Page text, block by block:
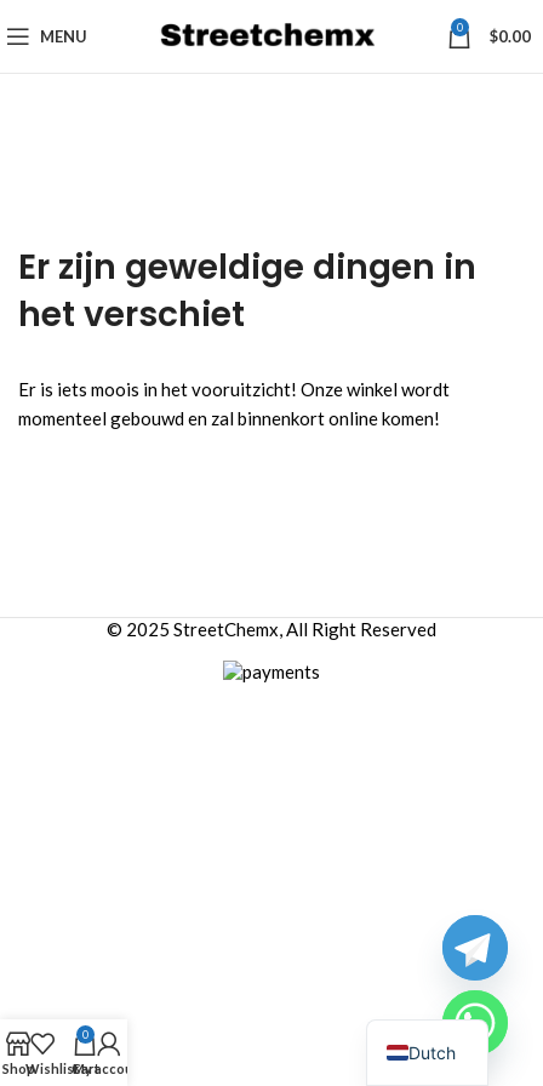
MENU 0 $0.00
Er zijn geweldige dingen in
het verschiet
Er is iets moois in het vooruitzicht! Onze winkel wordt
momenteel gebouwd en zal binnenkort online komen!
© 2025 StreetChemx, All Right Reserved
ShopWishlist
0
Cart
My account
Dutch